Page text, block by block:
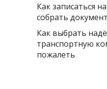
Как записаться
собрать
Как выбрать
транспортную
пожалеть